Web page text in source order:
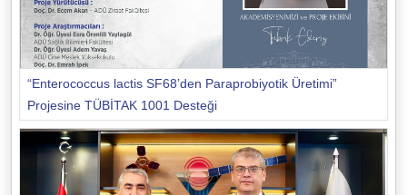
“Enterococcus lactis SF68’den Paraprobiyotik Üretimi”
Projesine TÜBİTAK 1001 Desteği